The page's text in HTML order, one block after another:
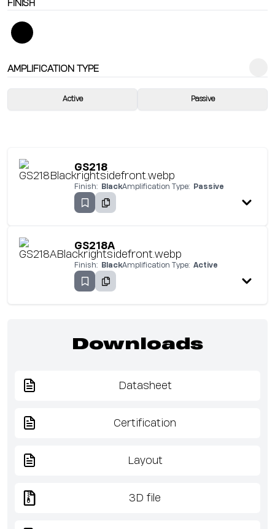
FINISH
AMPLIFICATION TYPE
Active Passive
GS218
Finish: BlackAmplification Type: Passive
GS218A
Finish: BlackAmplification Type: Active
Downloads
Datasheet
Certification
Layout
3D file